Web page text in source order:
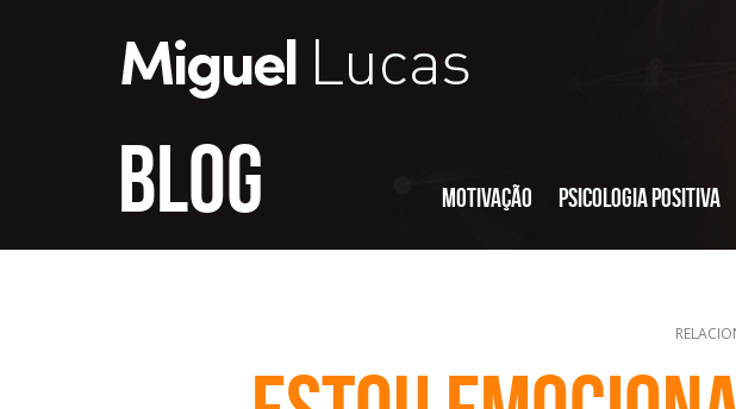
Blog Motivação Psicologia Positiva